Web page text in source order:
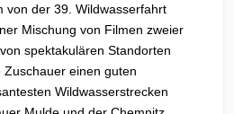
von der 39. Wildwasserfahrt
Mischung von Filmen zweier
spektakulären Standorten
einen guten
Wildwasserstrecken